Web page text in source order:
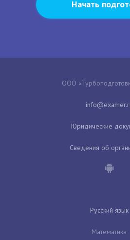
Начать
ООО
Юридические
Сведения об
Русский язык
Математика